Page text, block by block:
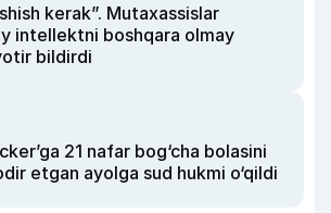
kerak”. Mutaxassislar
intellektni boshqara olmay
bildirdi
21 nafar bog‘cha bolasini
etgan ayolga sud hukmi o‘qildi